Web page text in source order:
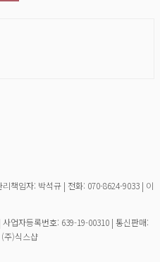
책임자: 박석규 | 전화: 070-8624-9033 | 이
업자등록번호: 639-19-00310 | 통신판매:
주)식스샵